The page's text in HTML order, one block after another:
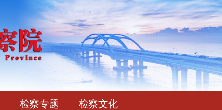
检察专题 检察文化